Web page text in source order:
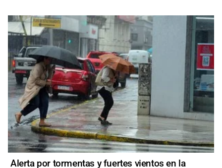
Alerta por tormentas y fuertes vientos en la